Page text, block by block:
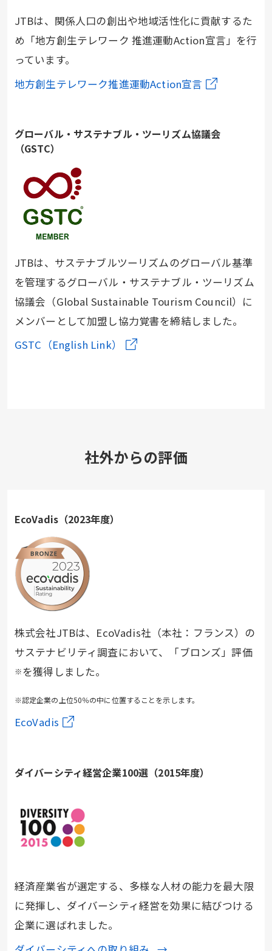
JTBは、関係人口の創出や地域活性化に貢献するた
め「地方創生テレワーク 推進運動Action宣言」を行
っています。
地方創生テレワーク推進運動Action宣言
グローバル・サステナブル・ツーリズム協議会
（GSTC）
JTBは、サステナブルツーリズムのグローバル基準
を管理するグローバル・サステナブル・ツーリズム
協議会（Global Sustainable Tourism Council）に
メンバーとして加盟し協力覚書を締結しました。
GSTC（English Link）
社外からの評価
EcoVadis（2023年度）
株式会社JTBは、EcoVadis社（本社：フランス）の
サステナビリティ調査において、「ブロンズ」評価
※を獲得しました。
※認定企業の上位50％の中に位置することを示します。
EcoVadis
ダイバーシティ経営企業100選（2015年度）
経済産業省が選定する、多様な人材の能力を最大限
に発揮し、ダイバーシティ経営を効果に結びつける
企業に選ばれました。